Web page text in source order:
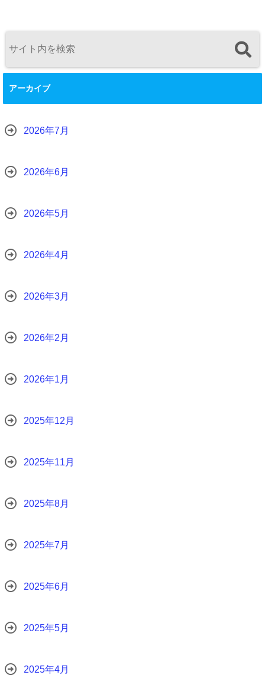
アーカイブ
2026年7月
2026年6月
2026年5月
2026年4月
2026年3月
2026年2月
2026年1月
2025年12月
2025年11月
2025年8月
2025年7月
2025年6月
2025年5月
2025年4月